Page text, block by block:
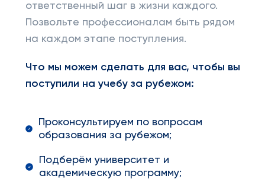
ответственный шаг в жизни каждого.
Позвольте профессионалам быть рядом
на каждом этапе поступления.
Что мы можем сделать для вас, чтобы вы
поступили на учебу за рубежом:
Проконсультируем по вопросам
образования за рубежом;
Подберём университет и
академическую программу;